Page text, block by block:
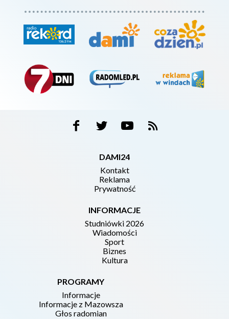
DAMI24
Kontakt
Reklama
Prywatność
INFORMACJE
Studniówki 2026
Wiadomości
Sport
Biznes
Kultura
PROGRAMY
Informacje
Informacje z Mazowsza
Głos radomian